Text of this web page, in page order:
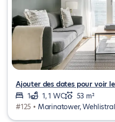
Ajouter des dates pour voir
1
1, 1 WC
53 m²
#125 • Marinatower,